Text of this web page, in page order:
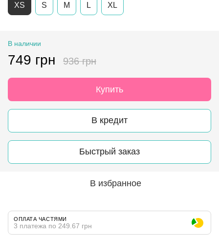
XS S M L XL
В наличии
749 грн 936 грн
Купить
В кредит
Быстрый заказ
В избранное
ОПЛАТА ЧАСТЯМИ
3 платежа по 249.67 грн